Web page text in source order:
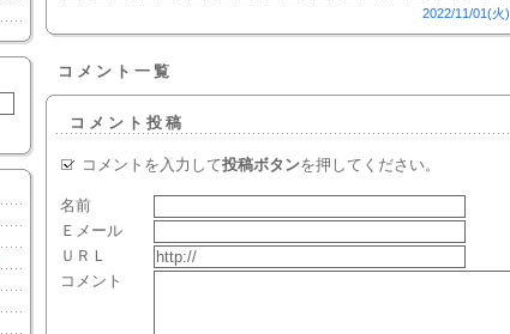
2022/11/01(火)
コメント一覧
コメント投稿
コメントを入力して投稿ボタンを押してください。
名前
Ｅメール
ＵＲＬ
コメント